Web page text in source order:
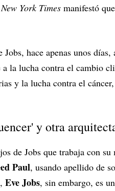
York Times manifestó
Jobs, hace apenas unos
a la lucha contra el cambio
y la lucha contra el
y otra
de Jobs que trabaja con su
Paul, usando apellido de
Eve Jobs, sin embargo, es